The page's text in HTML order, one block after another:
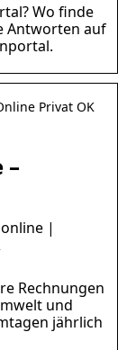
Wo finde
Antworten auf
Privat OK
–
|
Rechnungen
und
jährlich